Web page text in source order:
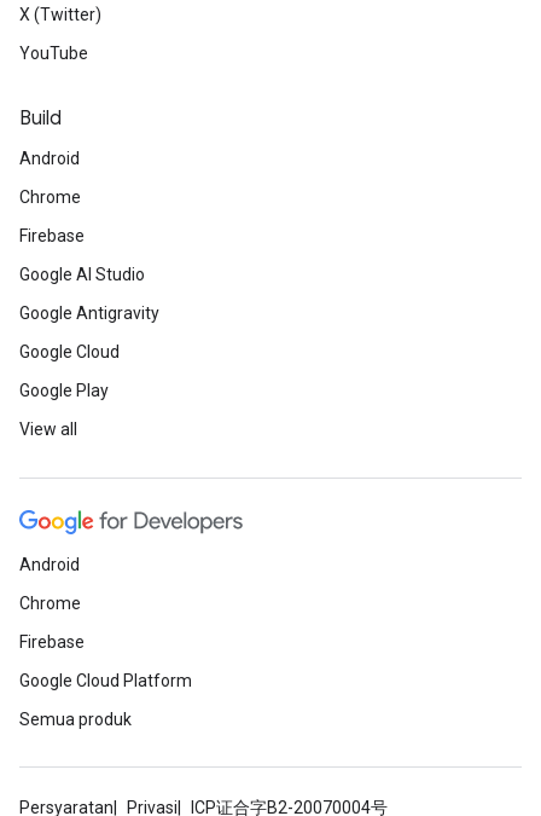
X (Twitter)
YouTube
Build
Android
Chrome
Firebase
Google AI Studio
Google Antigravity
Google Cloud
Google Play
View all
Android
Chrome
Firebase
Google Cloud Platform
Semua produk
Persyaratan Privasi ICP证合字B2-20070004号